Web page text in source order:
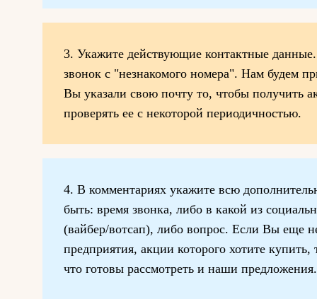
3. Укажите действующие контактные
звонок с "незнакомого номера". Нам будем
Вы указали свою почту то, чтобы получить
проверять ее с некоторой периодичностью.
4. В комментариях укажите всю
быть: время звонка, либо в какой из
(вайбер/вотсап), либо вопрос. Если Вы еще
предприятия, акции которого хотите
что готовы рассмотреть и наши предложения.